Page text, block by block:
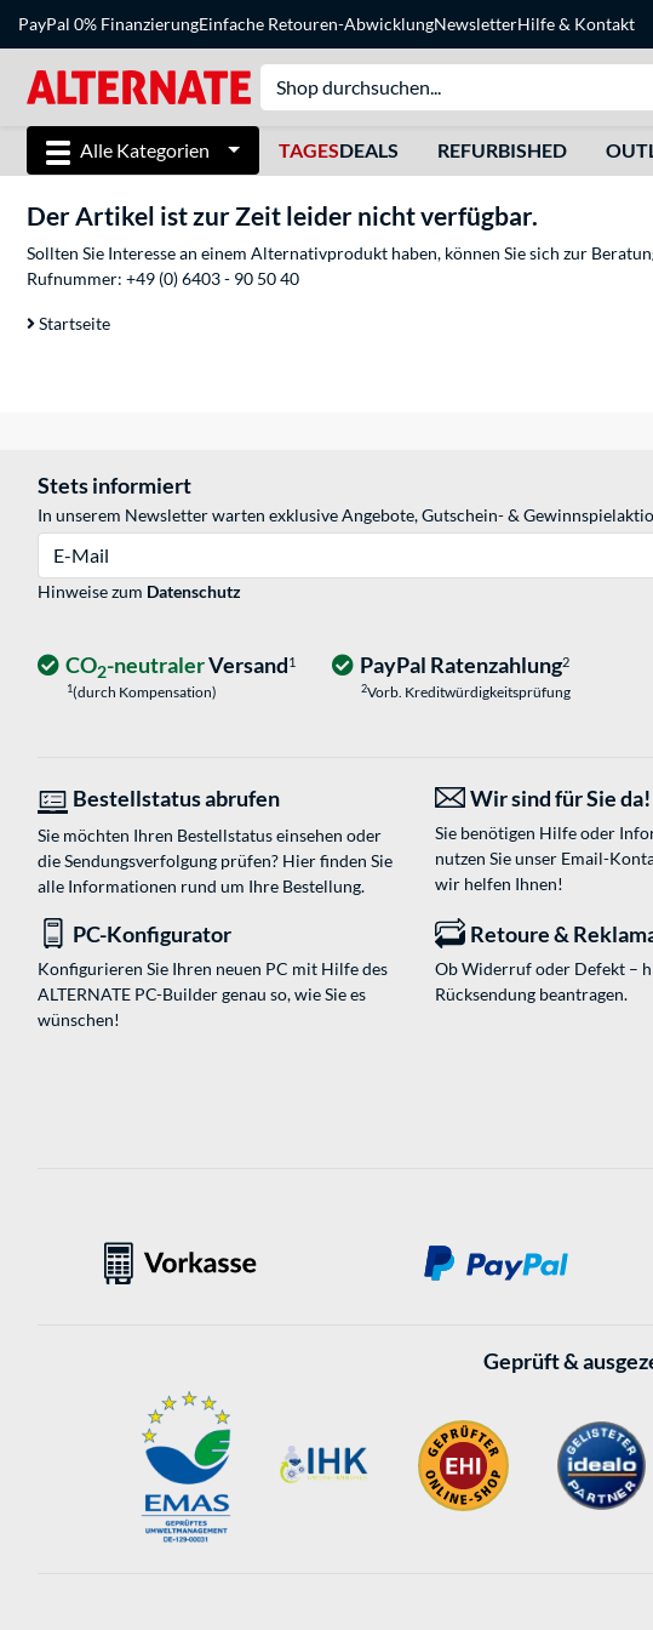
PayPal 0% FinanzierungEinfache Retouren-AbwicklungNewsletterHilfe& Kontakt
Alle Kategorien TAGESDEALS REFURBISHED
Der Artikel ist zur Zeit leider nicht verfügbar.
Sollten Sie Interesse an einem Alternativprodukt haben, können Sie sich zur
Rufnummer: +49 (0) 6403 - 90 50 40
Startseite
Stets informiert
In unserem Newsletter warten exklusive Angebote, Gutschein- &
Hinweise zum Datenschutz
CO2-neutralerVersand1
1(durch Kompensation)
PayPal Ratenzahlung2
2Vorb. Kreditwürdigkeitsprüfung
Bestellstatus abrufen
Sie möchten Ihren Bestellstatus einsehen oder
die Sendungsverfolgung prüfen? Hier finden Sie
alle Informationen rund um Ihre Bestellung.
Wir sind für Sie da!
Sie benötigen Hilfe oder
nutzen Sie unser Email-
wir helfen Ihnen!
PC-Konfigurator
Konfigurieren Sie Ihren neuen PC mit Hilfe des
ALTERNATE PC-Builder genau so, wie Sie es
wünschen!
Retoure &
Ob Widerruf oder Defekt –
Rücksendung beantragen.
Geprüft &